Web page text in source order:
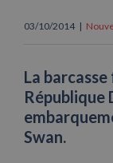
03/10/2014 |
La
République
Swan.